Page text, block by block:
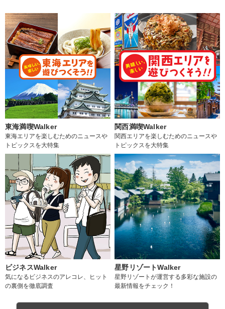
東海満喫Walker
東海エリアを楽しむためのニュースや
トピックスを大特集
関西満喫Walker
関西エリアを楽しむためのニュースや
トピックスを大特集
ビジネスWalker
気になるビジネスのアレコレ、ヒット
の裏側を徹底調査
星野リゾートWalker
星野リゾートが運営する多彩な施設の
最新情報をチェック！